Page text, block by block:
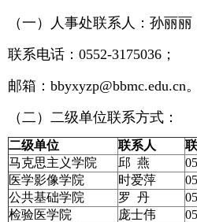
（一）人事处联系人：孙丽丽
联系电话：0552-3175036；
邮箱：bbyxyzp@bbmc.edu.cn。
（二）二级单位联系方式：
二级单位 联系人
马克思主义学院
邱 燕
医学影像学院
时爱萍
公共基础学院
罗 丹
检验医学院
庞士伟